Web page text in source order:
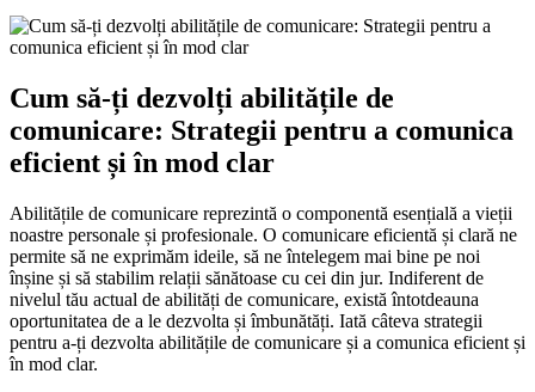
Cum să-ți dezvolți abilitățile de
comunicare: Strategii pentru a comunica
eficient și în mod clar
Abilitățile de comunicare reprezintă o componentă esențială a vieții
noastre personale și profesionale. O comunicare eficientă și clară ne
permite să ne exprimăm ideile, să ne întelegem mai bine pe noi
înșine și să stabilim relații sănătoase cu cei din jur. Indiferent de
nivelul tău actual de abilități de comunicare, există întotdeauna
oportunitatea de a le dezvolta și îmbunătăți. Iată câteva strategii
pentru a-ți dezvolta abilitățile de comunicare și a comunica eficient și
în mod clar.